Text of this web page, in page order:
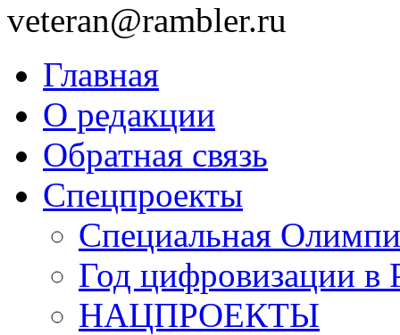
veteran@rambler.ru
Главная
О редакции
Обратная связь
Спецпроекты
Специальная
Год цифровизации в
НАЦПРОЕКТЫ